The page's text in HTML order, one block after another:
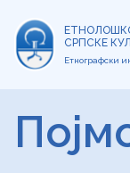
СРПСКЕ
Етнографски